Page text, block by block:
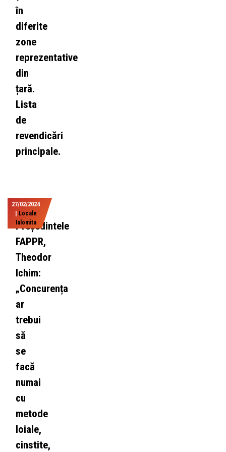
în
diferite
zone
reprezentative
din
țară.
Lista
de
revendicări
principale.
27/02/2024
Locale
Ialomita
Președintele
FAPPR,
Theodor
Ichim:
„Concurența
ar
trebui
să
se
facă
numai
cu
metode
loiale,
cinstite,